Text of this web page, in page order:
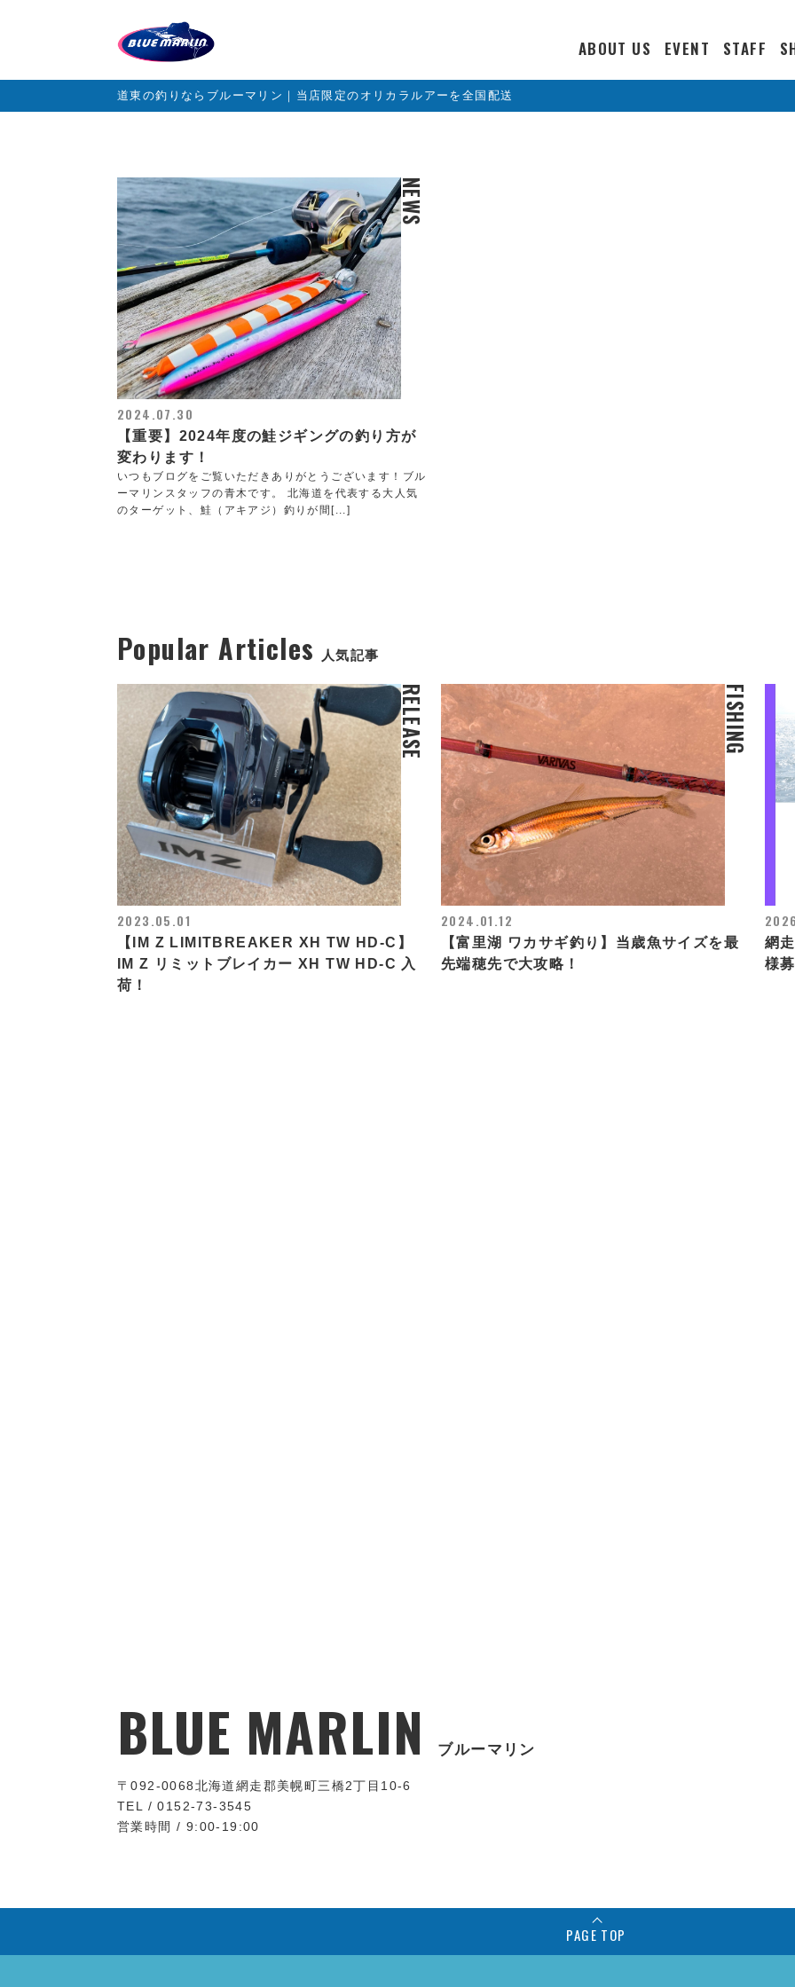
ABOUT US EVENT STAFF
道東の釣りならブルーマリン｜当店限定のオリカラルアーを全国配送
NEWS
2024.07.30
【重要】2024年度の鮭ジギングの釣り方が
変わります！
いつもブログをご覧いただきありがとうございます！ブル
ーマリンスタッフの青木です。 北海道を代表する大人気
のターゲット、鮭（アキアジ）釣りが間[...]
Popular Articles 人気記事
RELEASE
2023.05.01
【IM Z LIMITBREAKER XH TW HD-C】
IM Z リミットブレイカー XH TW HD-C 入
荷！
FISHING
2024.01.12
【富里湖 ワカサギ釣り】当歳魚サイズを最
先端穂先で大攻略！
網
様
BLUE MARLIN ブルーマリン
〒092-0068北海道網走郡美幌町三橋2丁目10-6
TEL / 0152-73-3545
営業時間 / 9:00-19:00
PAGE TOP